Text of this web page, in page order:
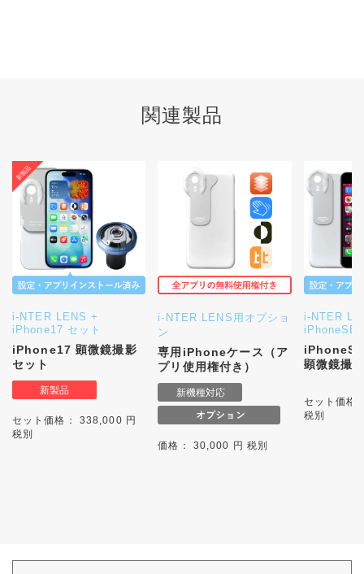
関連製品
i-NTER LENS +
iPhone17 セット
iPhone17 顕微鏡撮影
セット
セット価格： 338,000 円
税別
i-NTER LENS用オプショ
ン
専用iPhoneケース（ア
プリ使用権付き）
価格： 30,000 円 税別
i-NTER
iPhoneSE(
顕微鏡撮
セット価格
税別